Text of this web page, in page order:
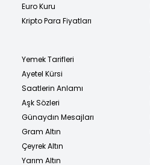
Euro Kuru
Kripto Para Fiyatları
Yemek Tarifleri
Ayetel Kürsi
Saatlerin Anlamı
Aşk Sözleri
Günaydın Mesajları
Gram Altın
Çeyrek Altın
Yarım Altın